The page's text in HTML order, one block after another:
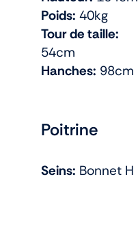
Poids: 40kg
Tour de taille:
54cm
Hanches: 98cm
Poitrine
Seins: Bonnet H